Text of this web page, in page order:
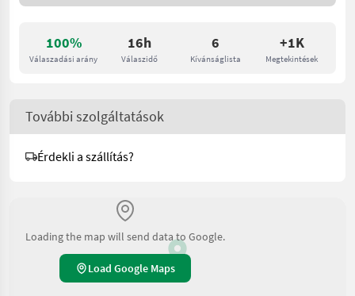
100%
Válaszadási arány
16h
Válaszidő
6
Kívánságlista
+1K
Megtekintések
További szolgáltatások
Érdekli a szállítás?
Loading the map will send data to Google.
Load Google Maps